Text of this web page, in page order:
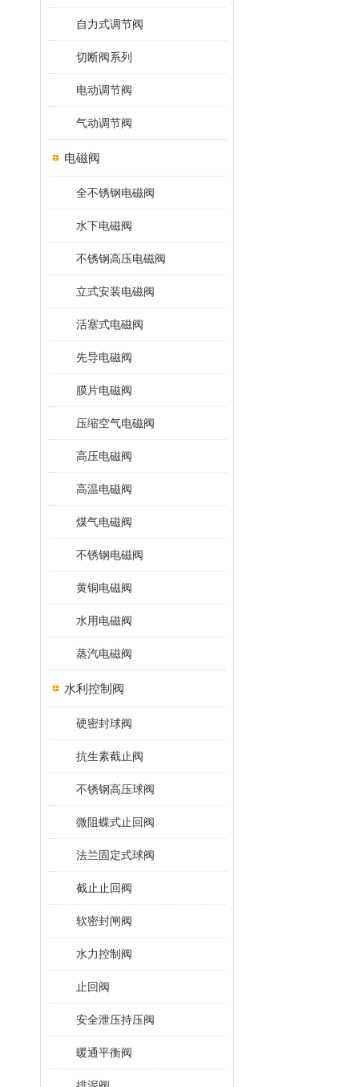
自力式调节阀
切断阀系列
电动调节阀
气动调节阀
电磁阀
全不锈钢电磁阀
水下电磁阀
不锈钢高压电磁阀
立式安装电磁阀
活塞式电磁阀
先导电磁阀
膜片电磁阀
压缩空气电磁阀
高压电磁阀
高温电磁阀
煤气电磁阀
不锈钢电磁阀
黄铜电磁阀
水用电磁阀
蒸汽电磁阀
水利控制阀
硬密封球阀
抗生素截止阀
不锈钢高压球阀
微阻蝶式止回阀
法兰固定式球阀
截止止回阀
软密封闸阀
水力控制阀
止回阀
安全泄压持压阀
暖通平衡阀